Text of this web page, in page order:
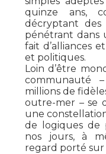
quinze ans,
décryptant des
pénétrant dans
fait d’alliances
et politiques.
Loin d’être
communauté
millions de
outre-mer – se
une
de logiques de
nos jours, à
regard porté sur